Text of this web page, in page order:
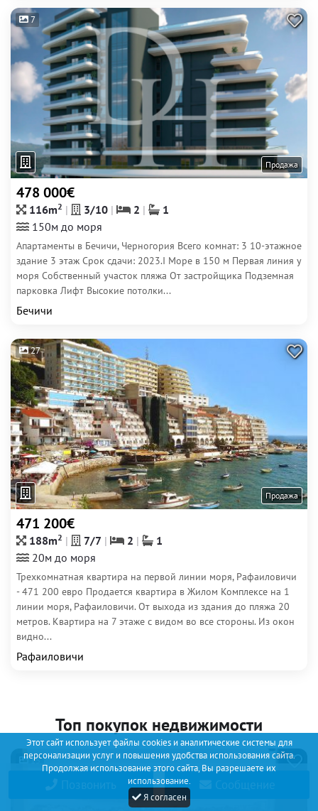
Этот сайт использует файлы cookies и аналитические системы для
персонализации услуг и повышения удобства использования сайта.
Продолжая использование этого сайта, Вы разрешаете их
использование.
Я согласен
7
Продажа
478 000€
116m2 3/10 2
1
150м до моря
Апартаменты в Бечичи, Черногория Всего комнат: 3 10-этажное
здание 3 этаж Срок сдачи: 2023.I Море в 150 м Первая линия у
моря Собственный участок пляжа От застройщика Подземная
парковка Лифт Высокие потолки...
Бечичи
27
Продажа
471 200€
188m2 7/7 2
1
20м до моря
Трехкомнатная квартира на первой линии моря, Рафаиловичи
- 471 200 евро Продается квартира в Жилом Комплексе на 1
линии моря, Рафаиловичи. От выхода из здания до пляжа 20
метров. Квартира на 7 этаже с видом во все стороны. Из окон
видно...
Рафаиловичи
Топ покупок недвижимости
15
Позвонить Сообщение